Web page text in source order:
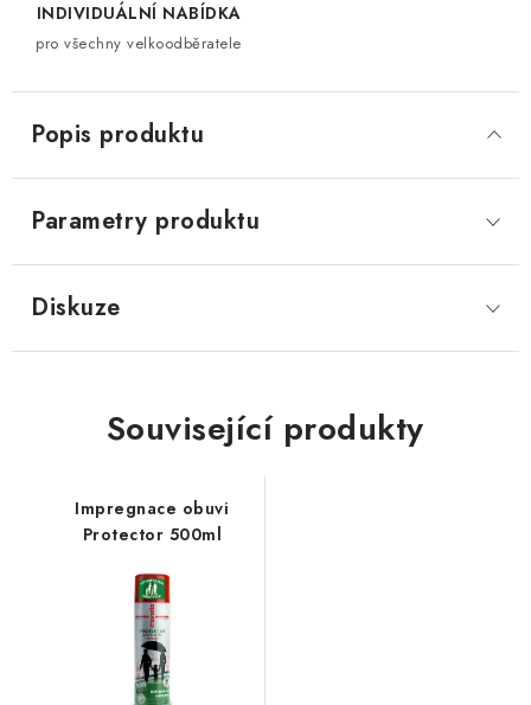
INDIVIDUÁLNÍ NABÍDKA
pro všechny velkoodběratele
Popis produktu
Parametry produktu
Diskuze
Související produkty
Impregnace obuvi
Protector 500ml